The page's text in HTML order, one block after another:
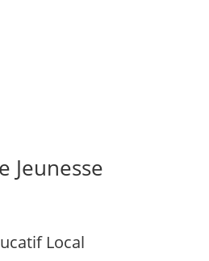
Jeunesse
Local